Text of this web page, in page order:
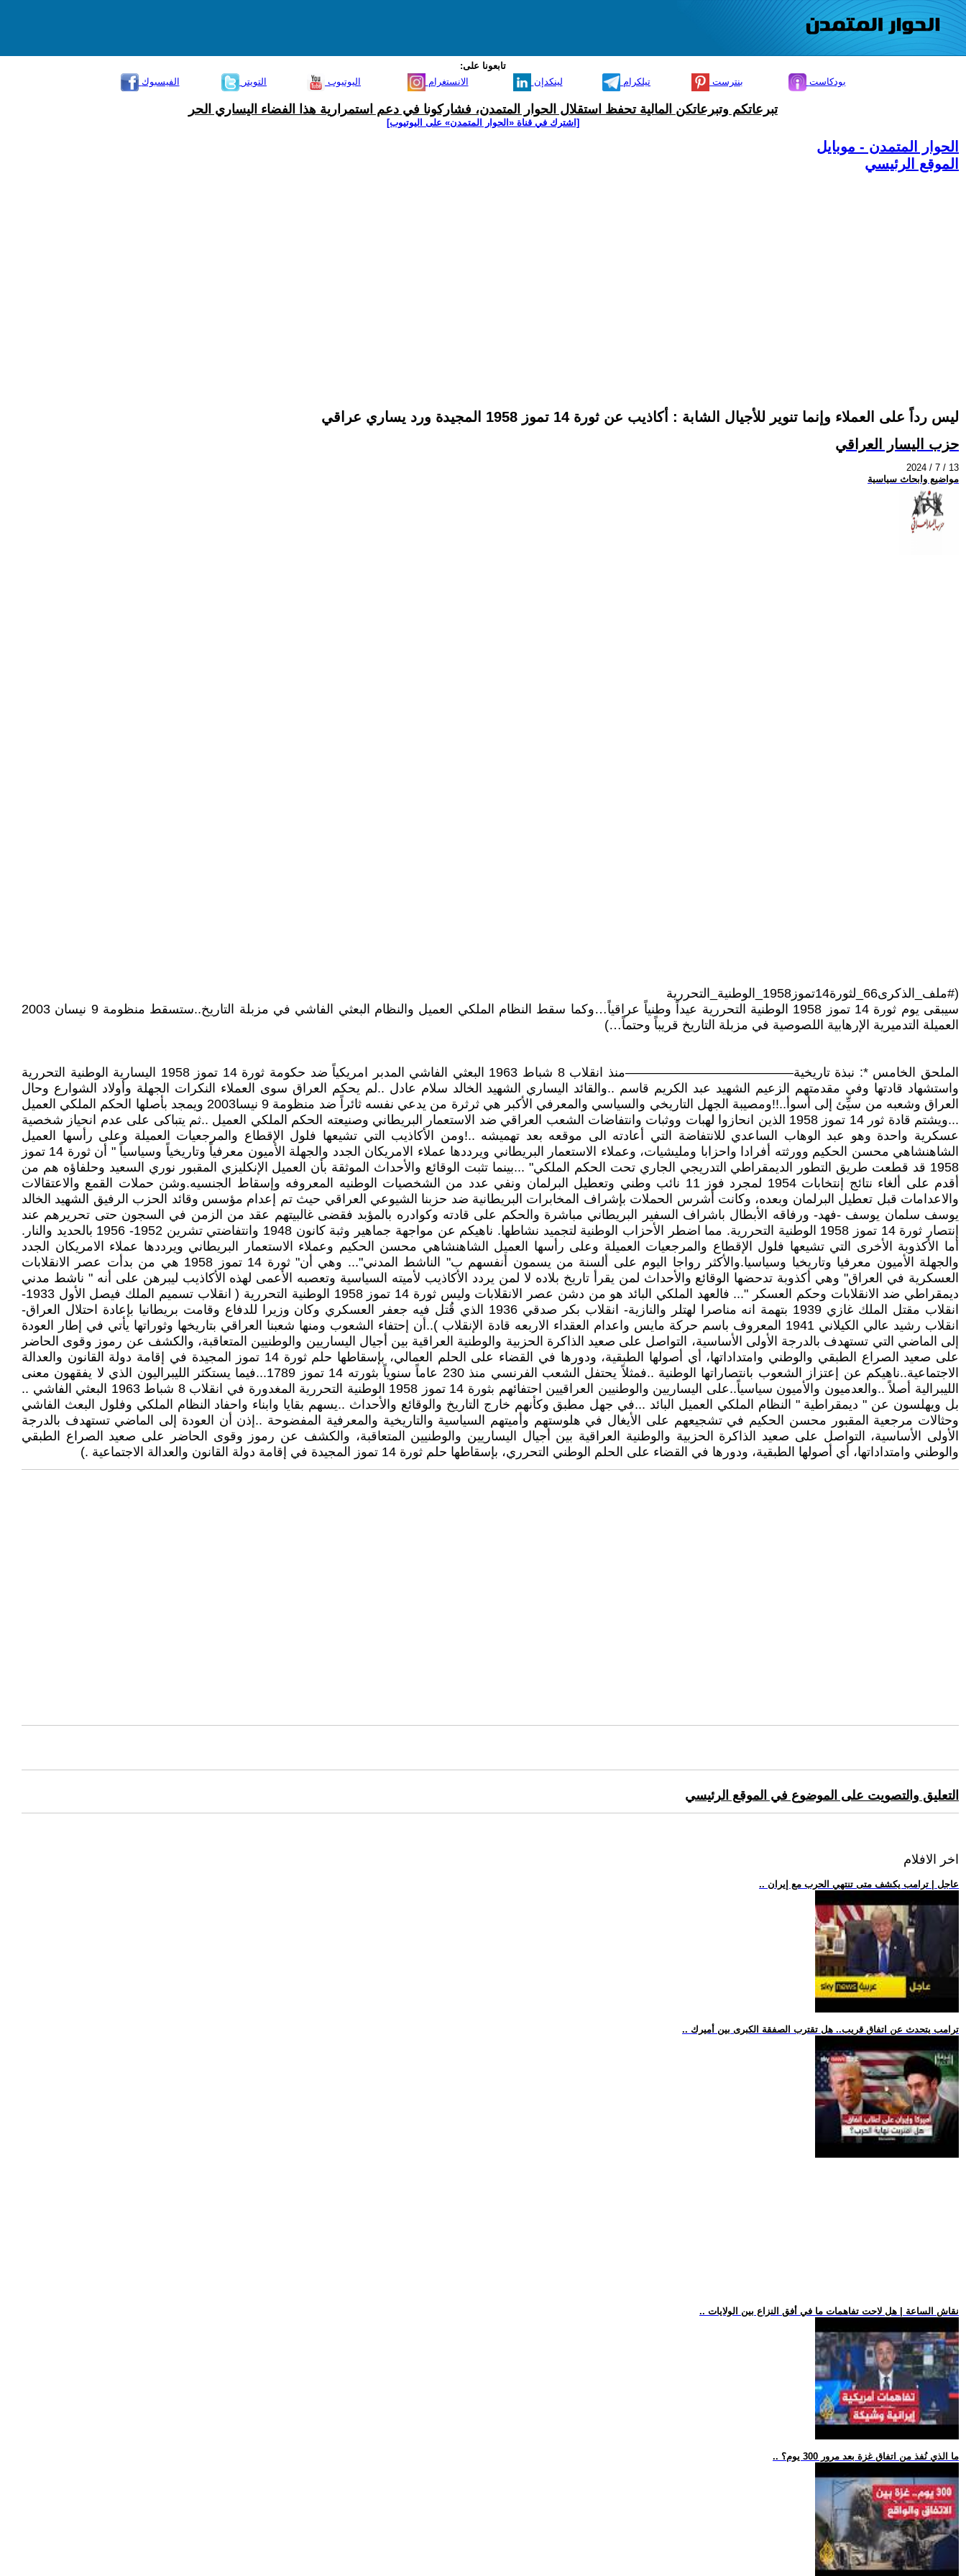
تابعونا على:
الفيسبوك
التويتر اليوتيوب الانستغرام لينكدإن تيلكرام بنترست بودكاست
تبرعاتكم وتبرعاتكن المالية تحفظ استقلال الحوار المتمدن، فشاركونا في دعم استمرارية هذا الفضاء اليساري الحر
[اشترك في قناة ‫«الحوار المتمدن» على اليوتيوب]
الحوار المتمدن - موبايل
الموقع الرئيسي
ليس رداً على العملاء وإنما تنوير للأجيال الشابة : أكاذيب عن ثورة 14 تموز 1958 المجيدة ورد يساري عراقي
حزب اليسار العراقي
2024 / 7 / 13
مواضيع وابحاث سياسية
(#ملف_الذكرى66_لثورة14تموز1958_الوطنية_التحررية
سيبقى يوم ثورة 14 تموز 1958 الوطنية التحررية عيداً وطنياً عراقياً…وكما سقط النظام الملكي العميل والنظام البعثي الفاشي في مزبلة التاريخ..ستسقط منظومة 9 نيسان 2003
العميلة التدميرية الإرهابية اللصوصية في مزبلة التاريخ قريباً وحتماً…)
الملحق الخامس *: نبذة تاريخية ————————————— منذ انقلاب 8 شباط 1963 البعثي الفاشي المدبر امريكياً ضد حكومة ثورة 14 تموز 1958 اليسارية الوطنية التحررية
واستشهاد قادتها وفي مقدمتهم الزعيم الشهيد عبد الكريم قاسم ..والقائد اليساري الشهيد الخالد سلام عادل .. لم يحكم العراق سوى العملاء النكرات الجهلة وأولاد الشوارع وحال
العراق وشعبه من سيِّئ إلى أسوأ..!! ومصيبة الجهل التاريخي والسياسي والمعرفي الأكبر هي ثرثرة من يدعي نفسه ثائراً ضد منظومة 9 نيسا2003 ويمجد بأصلها الحكم الملكي العميل
... ويشتم قادة ثور 14 تموز 1958 الذين انحازوا لهبات ووثبات وانتفاضات الشعب العراقي ضد الاستعمار البريطاني وصنيعته الحكم الملكي العميل .. ثم يتباكى على عدم انحياز شخصية
عسكرية واحدة وهو عبد الوهاب الساعدي للانتفاضة التي أعادته الى موقعه بعد تهميشه ..! ومن الأكاذيب التي تشيعها فلول الإقطاع والمرجعيات العميلة وعلى رأسها العميل
الشاهنشاهي محسن الحكيم وورثته أفرادا واحزابا ومليشيات، وعملاء الاستعمار البريطاني ويرددها عملاء الامريكان الجدد والجهلة الأميون معرفياً وتاريخياً وسياسياً " أن ثورة 14 تموز
1958 قد قطعت طريق التطور الديمقراطي التدريجي الجاري تحت الحكم الملكي" ... بينما تثبت الوقائع والأحداث الموثقة بأن العميل الإنكليزي المقبور نوري السعيد وحلفاؤه هم من
أقدم على ألغاء نتائج إنتخابات 1954 لمجرد فوز 11 نائب وطني وتعطيل البرلمان ونفي عدد من الشخصيات الوطنيه المعروفه وإسقاط الجنسيه. وشن حملات القمع والاعتقالات
والاعدامات قبل تعطيل البرلمان وبعده، وكانت أشرس الحملات بإشراف المخابرات البريطانية ضد حزبنا الشيوعي العراقي حيث تم إعدام مؤسس وقائد الحزب الرفيق الشهيد الخالد
يوسف سلمان يوسف -فهد- ورفاقه الأبطال باشراف السفير البريطاني مباشرة والحكم على قادته وكوادره بالمؤبد فقضى غالبيتهم عقد من الزمن في السجون حتى تحريرهم عند
إنتصار ثورة 14 تموز 1958 الوطنية التحررية. مما اضطر الأحزاب الوطنية لتجميد نشاطها. ناهيكم عن مواجهة جماهير وثبة كانون 1948 وانتفاضتي تشرين 1952- 1956 بالحديد والنار.
أما الأكذوبة الأخرى التي تشيعها فلول الإقطاع والمرجعيات العميلة وعلى رأسها العميل الشاهنشاهي محسن الحكيم وعملاء الاستعمار البريطاني ويرددها عملاء الامريكان الجدد
والجهلة الأميون معرفيا وتاريخيا وسياسيا. والأكثر رواجا اليوم على ألسنة من يسمون أنفسهم ب" الناشط المدني"... وهي أن" ثورة 14 تموز 1958 هي من بدأت عصر الانقلابات
العسكرية في العراق" وهي أكذوبة تدحضها الوقائع والأحداث لمن يقرأ تاريخ بلاده لا لمن يردد الأكاذيب لأميته السياسية وتعصبه الأعمى لهذه الأكاذيب ليبرهن على أنه " ناشط مدني
ديمقراطي ضد الانقلابات وحكم العسكر "... فالعهد الملكي البائد هو من دشن عصر الانقلابات وليس ثورة 14 تموز 1958 الوطنية التحررية ( انقلاب تسميم الملك فيصل الأول 1933-
انقلاب مقتل الملك غازي 1939 بتهمة انه مناصرا لهتلر والنازية- انقلاب بكر صدقي 1936 الذي قُتل فيه جعفر العسكري وكان وزيرا للدفاع وقامت بريطانيا بإعادة احتلال العراق-
انقلاب رشيد عالي الكيلاني 1941 المعروف باسم حركة مايس واعدام العقداء الاربعه قادة الإنقلاب ).. أن إحتفاء الشعوب ومنها شعبنا العراقي بتاريخها وثوراتها يأتي في إطار العودة
إلى الماضي التي تستهدف بالدرجة الأولى الأساسية، التواصل على صعيد الذاكرة الحزبية والوطنية العراقية بين أجيال اليساريين والوطنيين المتعاقبة، والكشف عن رموز وقوى الحاضر
على صعيد الصراع الطبقي والوطني وامتداداتها، أي أصولها الطبقية، ودورها في القضاء على الحلم العمالي، بإسقاطها حلم ثورة 14 تموز المجيدة في إقامة دولة القانون والعدالة
الاجتماعية..ناهيكم عن إعتزاز الشعوب بانتصاراتها الوطنية .. فمثلاً يحتفل الشعب الفرنسي منذ 230 عاماً سنوياً بثورته 14 تموز 1789... فيما يستكثر الليبراليون الذي لا يفقهون معنى
الليبرالية أصلاً ..والعدميون والأميون سياسياً.. على اليساريين والوطنيين العراقيين احتفائهم بثورة 14 تموز 1958 الوطنية التحررية المغدورة في انقلاب 8 شباط 1963 البعثي الفاشي ..
بل ويهلسون عن " ديمقراطية " النظام الملكي العميل البائد ...في جهل مطبق وكأنهم خارج التاريخ والوقائع والأحداث .. يسهم بقايا وابناء واحفاد النظام الملكي وفلول البعث الفاشي
وحثالات مرجعية المقبور محسن الحكيم في تشجيعهم على الأيغال في هلوستهم وأميتهم السياسية والتاريخية والمعرفية المفضوحة .. إذن أن العودة إلى الماضي تستهدف بالدرجة
الأولى الأساسية، التواصل على صعيد الذاكرة الحزبية والوطنية العراقية بين أجيال اليساريين والوطنيين المتعاقبة، والكشف عن رموز وقوى الحاضر على صعيد الصراع الطبقي
والوطني وامتداداتها، أي أصولها الطبقية، ودورها في القضاء على الحلم الوطني التحرري، بإسقاطها حلم ثورة 14 تموز المجيدة في إقامة دولة القانون والعدالة الاجتماعية .)
التعليق والتصويت على الموضوع في الموقع الرئيسي
اخر الافلام
.. عاجل | ترامب يكشف متى تنتهي الحرب مع إيران
.. ترامب يتحدث عن اتفاق قريب.. هل تقترب الصفقة الكبرى بين أميرك
.. نقاش الساعة | هل لاحت تفاهمات ما في أفق النزاع بين الولايات
.. ما الذي نُفذ من اتفاق غزة بعد مرور 300 يوم؟